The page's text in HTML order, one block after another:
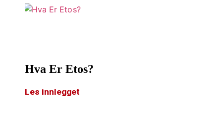
Hva Er Etos?
Les innlegget